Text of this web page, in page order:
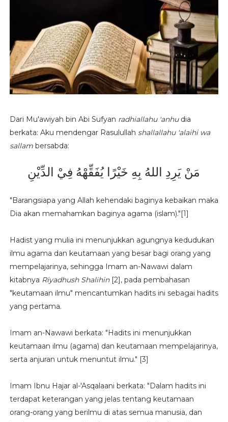
Dari Mu'awiyah bin Abi Sufyan radhiallahu 'anhudia
berkata: Aku mendengar Rasulullah shallallahu 'alaihi wa
sallambersabda:
مَنْ يَرِدِ اللهُ بِهِ خَيْرًا يُفَقِّهْهُ فِيْ الدِّيْنِ
"Barangsiapa yang Allah kehendaki baginya kebaikan maka
Dia akan memahamkan baginya agama (islam)."[1]
Hadist yang mulia ini menunjukkan agungnya kedudukan
ilmu agama dan keutamaan yang besar bagi orang yang
mempelajarinya, sehingga Imam an-Nawawi dalam
kitabnya Riyadhush Shalihin[2], pada pembahasan
"keutamaan ilmu" mencantumkan hadits ini sebagai hadits
yang pertama.
Imam an-Nawawi berkata: "Hadits ini menunjukkan
keutamaan ilmu (agama) dan keutamaan mempelajarinya,
serta anjuran untuk menuntut ilmu." [3]
Imam Ibnu Hajar al-'Asqalaani berkata: "Dalam hadits ini
terdapat keterangan yang jelas tentang keutamaan
orang-orang yang berilmu di atas semua manusia, dan